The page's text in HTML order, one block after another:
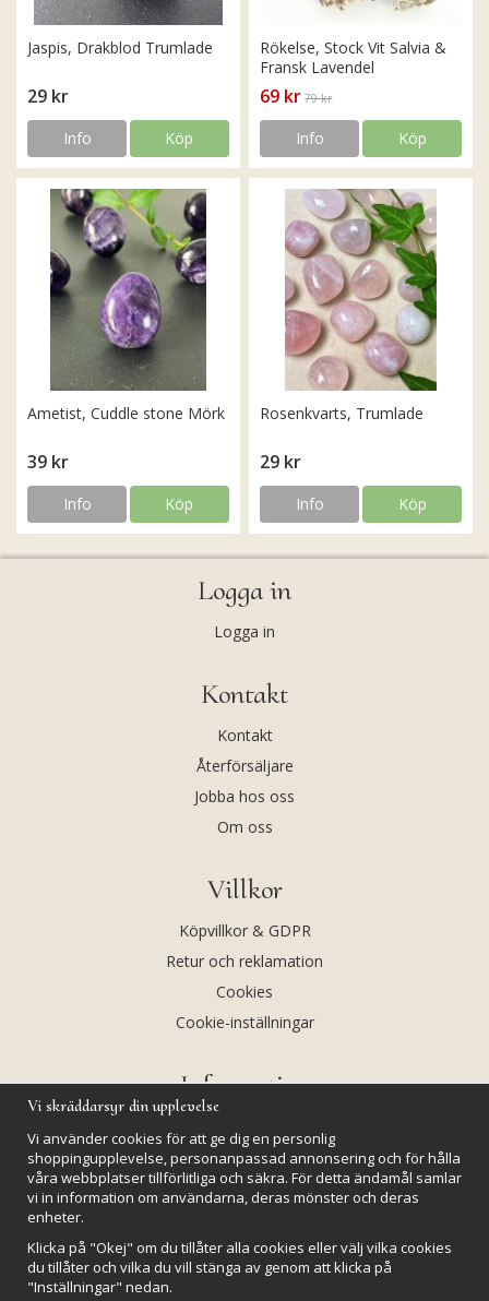
Jaspis, Drakblod Trumlade
29 kr
Info Köp
Rökelse, Stock Vit Salvia &
Fransk Lavendel
69 kr 79 kr
Info Köp
Ametist, Cuddle stone Mörk
39 kr
Info Köp
Rosenkvarts, Trumlade
29 kr
Info Köp
Logga in
Logga in
Kontakt
Kontakt
Återförsäljare
Jobba hos oss
Om oss
Villkor
Köpvillkor & GDPR
Retur och reklamation
Cookies
Cookie-inställningar
Information
Kalendarium
Nyheter
Kristaller och fairtrade
Rena & Ladda kristaller
Vi skräddarsyr din upplevelse
Vi använder cookies för att ge dig en personlig
shoppingupplevelse, personanpassad annonsering och för hålla
våra webbplatser tillförlitliga och säkra. För detta ändamål samlar
vi in information om användarna, deras mönster och deras
enheter.
Klicka på "Okej" om du tillåter alla cookies eller välj vilka cookies
du tillåter och vilka du vill stänga av genom att klicka på
"Inställningar" nedan.